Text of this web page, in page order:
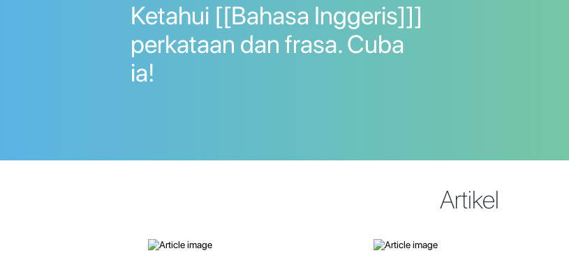
Ketahui [[Bahasa Inggeris]]]
perkataan dan frasa. Cuba
ia!
Artikel